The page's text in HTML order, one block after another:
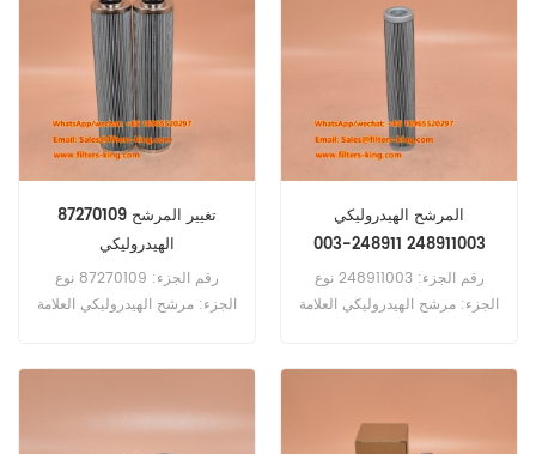
437 ZX ، 436 ZX ، 436 S ،
436 S ، 436 S ، B ، 436،426
ZX ، 426 Ht.
87270109 تغيير المرشح
الهيدروليكي
رقم الجزء: 87270109 نوع
الجزء: مرشح الهيدروليكي العلامة
المرشح الهيدروليكي
248911003 248911-003
248911.003
رقم الجزء: 248911003 نوع
الجزء: مرشح الهيدروليكي العلامة
Putzmeister Pump.